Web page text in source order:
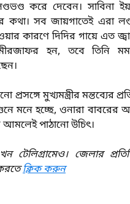
করে দেবেন।
কথা। সব জায়গাতেই এরা
কারণে দিদির গায়ে এত
হন, তবে তিনি
প্রসঙ্গে মুখ্যমন্ত্রীর মন্তব্যের
মনে হচ্ছে, ওনারা
আমলেই পাঠানো উচিৎ।
টেলিগ্রামেও। জেলার
করতে ক্লিক করুন